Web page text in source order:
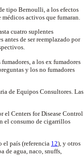
tipo Bernoulli, a los efectos
activos que fumaran.
cuatro suplentes
antes de ser reemplazado por
a los ex fumadores
y los no fumadores
de Equipos Consultores. Las
el Centers for Disease Control
el consumo de cigarrillos
el país (referencia 12), y otros
de agua, naco, snuffs,